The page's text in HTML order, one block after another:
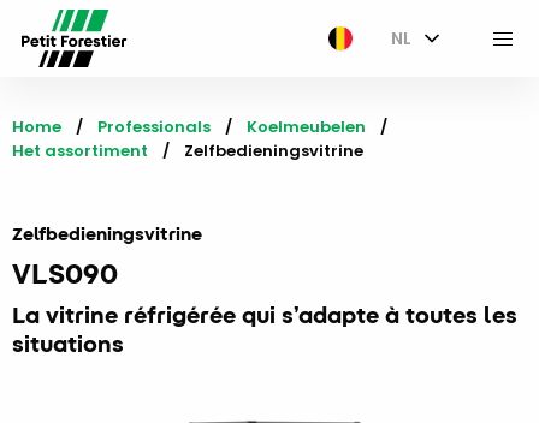
NL
Home Professionals
Koelmeubelen
Het assortiment
Current:
Zelfbedieningsvitrine
Zelfbedieningsvitrine
VLS090
La vitrine réfrigérée qui s’adapte à toutes les
situations​